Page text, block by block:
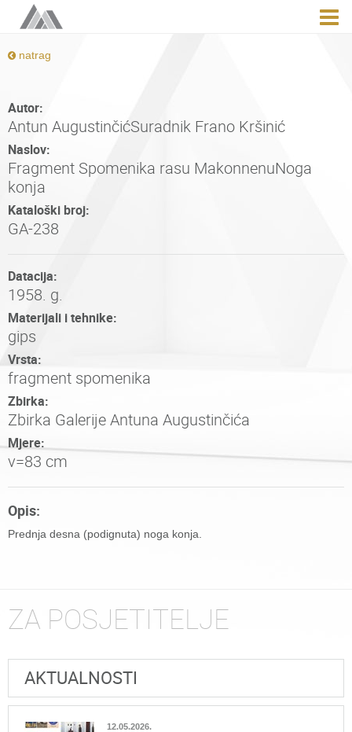
natrag
Autor:
Antun AugustinčićSuradnik Frano Kršinić
Naslov:
Fragment Spomenika rasu MakonnenuNoga
konja
Kataloški broj:
GA-238
Datacija:
1958. g.
Materijali i tehnike:
gips
Vrsta:
fragment spomenika
Zbirka:
Zbirka Galerije Antuna Augustinčića
Mjere:
v=83 cm
Opis:
Prednja desna (podignuta) noga konja.
ZA POSJETITELJE
AKTUALNOSTI
12.05.2026.